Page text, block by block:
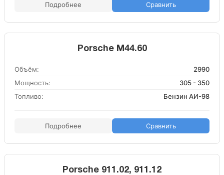
Подробнее Сравнить
Porsche M44.60
Объём:
2990
Мощность:
305 - 350
Топливо:
Бензин АИ-98
Подробнее Сравнить
Porsche 911.02, 911.12